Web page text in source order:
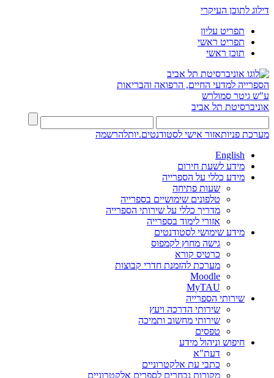
דילוג לתוכן העיקרי
תפריט עליון
תפריט ראשי
תוכן ראשי
הספרייה למדעי החיים, הרפואה והבריאות
ע"ש גיטר סמולרש
אוניברסיטת תל אביב
מערכת פניותאזור אישי לסטודנטים.יותלהרשמה
English
מידע לשעת חירום
מידע כללי על הספרייה
שעות פתיחה
טלפונים שימושיים בספרייה
מדריך כללי על שירותי הספרייה
אזורי לימוד בספרייה
מידע שימושי לסטודנטים
גישה מחוץ לקמפוס
כרטיס קורא
מערכת להזמנת חדרי קבוצות
Moodle
MyTAU
שירותי הספרייה
שירותי הדרכה ויעץ
שירותי מחשוב ותמיכה
טפסים
חיפוש וניהול מידע
דעת"א
כתבי עת אלקטרוניים
מקורות נבחרים לספרים אלקטרוניים